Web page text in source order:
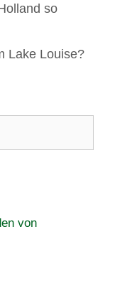
so
Lake Louise?
von